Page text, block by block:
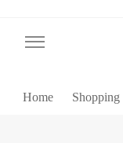
Home Shopping